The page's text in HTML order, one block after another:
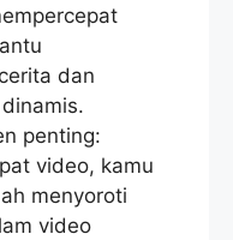
dan
penting:
video, kamu
menyoroti
video